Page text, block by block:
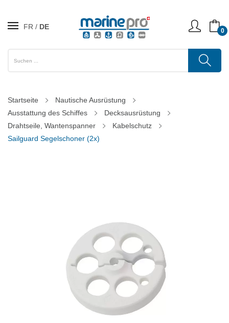
FR DE 0
Startseite
Nautische Ausrüstung
Ausstattung des Schiffes
Decksausrüstung
Drahtseile, Wantenspanner
Kabelschutz
Sailguard Segelschoner (2x)